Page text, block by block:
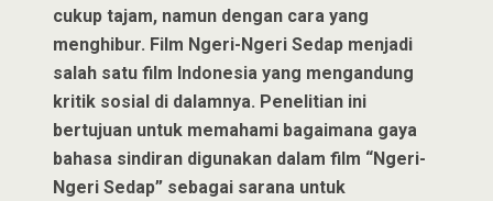
cukup tajam, namun dengan cara yang
menghibur. Film Ngeri-Ngeri Sedap menjadi
salah satu film Indonesia yang mengandung
kritik sosial di dalamnya. Penelitian ini
bertujuan untuk memahami bagaimana gaya
bahasa sindiran digunakan dalam film “Ngeri-
Ngeri Sedap” sebagai sarana untuk